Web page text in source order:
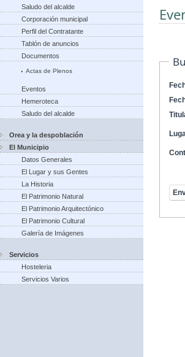
Saludo del alcalde
Corporación municipal
Perfil del Contratante
Tablón de anuncios
Documentos
Actas de Plenos
Eventos
Hemeroteca
Saludo del alcalde
Orea y la despoblación
El Municipio
Datos Generales
El Lugar y sus Gentes
La Historia
El Patrimonio Natural
El Patrimonio Arquitectónico
El Patrimonio Cultural
Galería de Imágenes
Servicios
Hosteleria
Servicios Varios